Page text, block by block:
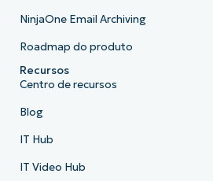
NinjaOne Email Archiving
Roadmap do produto
Recursos
Centro de recursos
Blog
IT Hub
IT Video Hub